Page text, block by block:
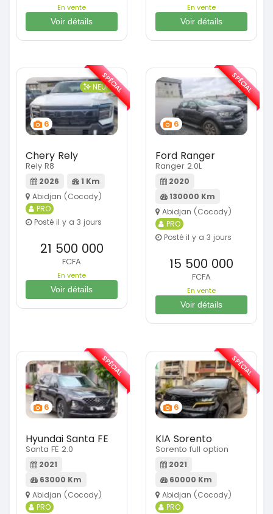
En vente
Voir détails
En vente
Voir détails
6
NEUF
Chery Rely
Rely R8
2026
1 Km
Abidjan (Cocody)
PRO
Posté il y a 3 jours
21 500 000
FCFA
En vente
Voir détails
SPÉCIAL
6
Ford Ranger
Ranger 2.0L
2020
130000 Km
Abidjan (Cocody)
PRO
Posté il y a 3 jours
15 500 000
FCFA
En vente
Voir détails
SPÉCIAL
6
Hyundai Santa FE
Santa FE 2.0
2021
63000 Km
Abidjan (Cocody)
PRO
SPÉCIAL
6
KIA Sorento
Sorento full option
2021
60000 Km
Abidjan (Cocody)
PRO
SPÉCIAL